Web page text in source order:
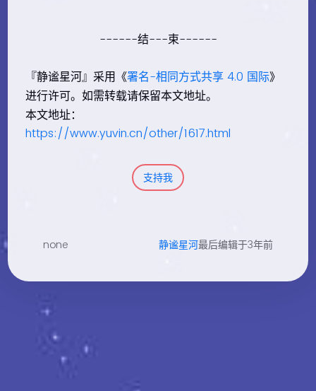
------结---束------
『静谧星河』采用《署名-相同方式共享 4.0 国际》
进行许可。如需转载请保留本文地址。
本文地址：
https://www.yuvin.cn/other/1617.html
支持我
none 静谧星河最后编辑于3年前